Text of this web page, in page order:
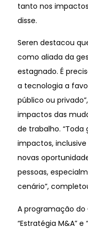
tanto nos
disse.
Seren destacou
como aliada da
estagnado. É
a tecnologia a
público ou
impactos das
de trabalho.
impactos,
novas
pessoas,
cenário”,
A programação do
“Estratégia M&A”